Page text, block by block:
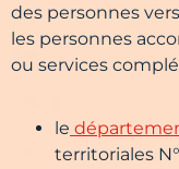
des personnes
les personnes
ou services
le
territoriales